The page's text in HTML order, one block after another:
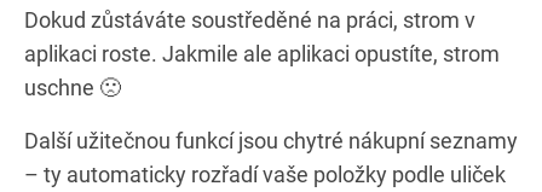
Dokud zůstáváte soustředěné na práci, strom v
aplikaci roste. Jakmile ale aplikaci opustíte, strom
uschne 🙁
Další užitečnou funkcí jsou chytré nákupní seznamy
– ty automaticky rozřadí vaše položky podle uliček